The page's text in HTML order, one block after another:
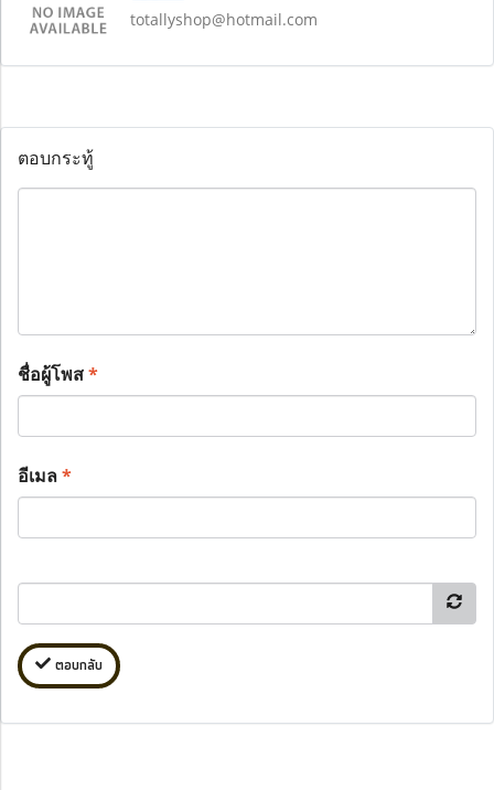
totallyshop@hotmail.com
ตอบกระทู้
ชื่อผู้โพส*
อีเมล*
ตอบกลับ